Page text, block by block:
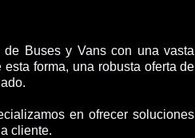
Buses y Vans con una vasta
forma, una robusta oferta de
en ofrecer soluciones
cliente.